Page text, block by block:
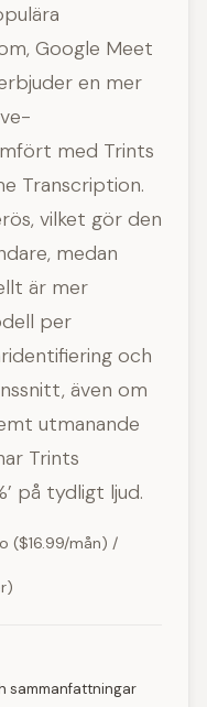
Google Meet
en mer
med Trints
Transcription.
vilket gör den
medan
är mer
per
och
även om
utmanande
Trints
på tydligt ljud.
($16.99/mån) /
sammanfattningar